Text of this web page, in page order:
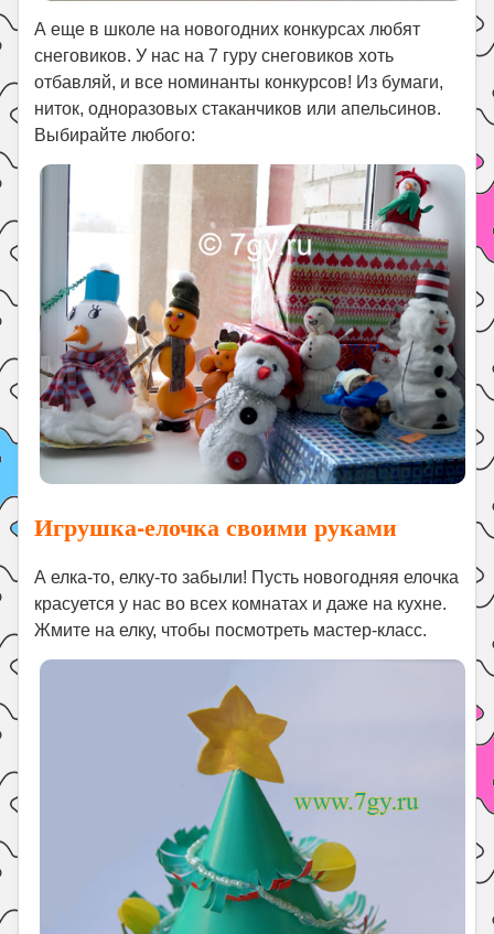
А еще в школе на новогодних конкурсах любят
снеговиков. У нас на 7 гуру снеговиков хоть
отбавляй, и все номинанты конкурсов! Из бумаги,
ниток, одноразовых стаканчиков или апельсинов.
Выбирайте любого:
Игрушка-елочка своими руками
А елка-то, елку-то забыли! Пусть новогодняя елочка
красуется у нас во всех комнатах и даже на кухне.
Жмите на елку, чтобы посмотреть мастер-класс.